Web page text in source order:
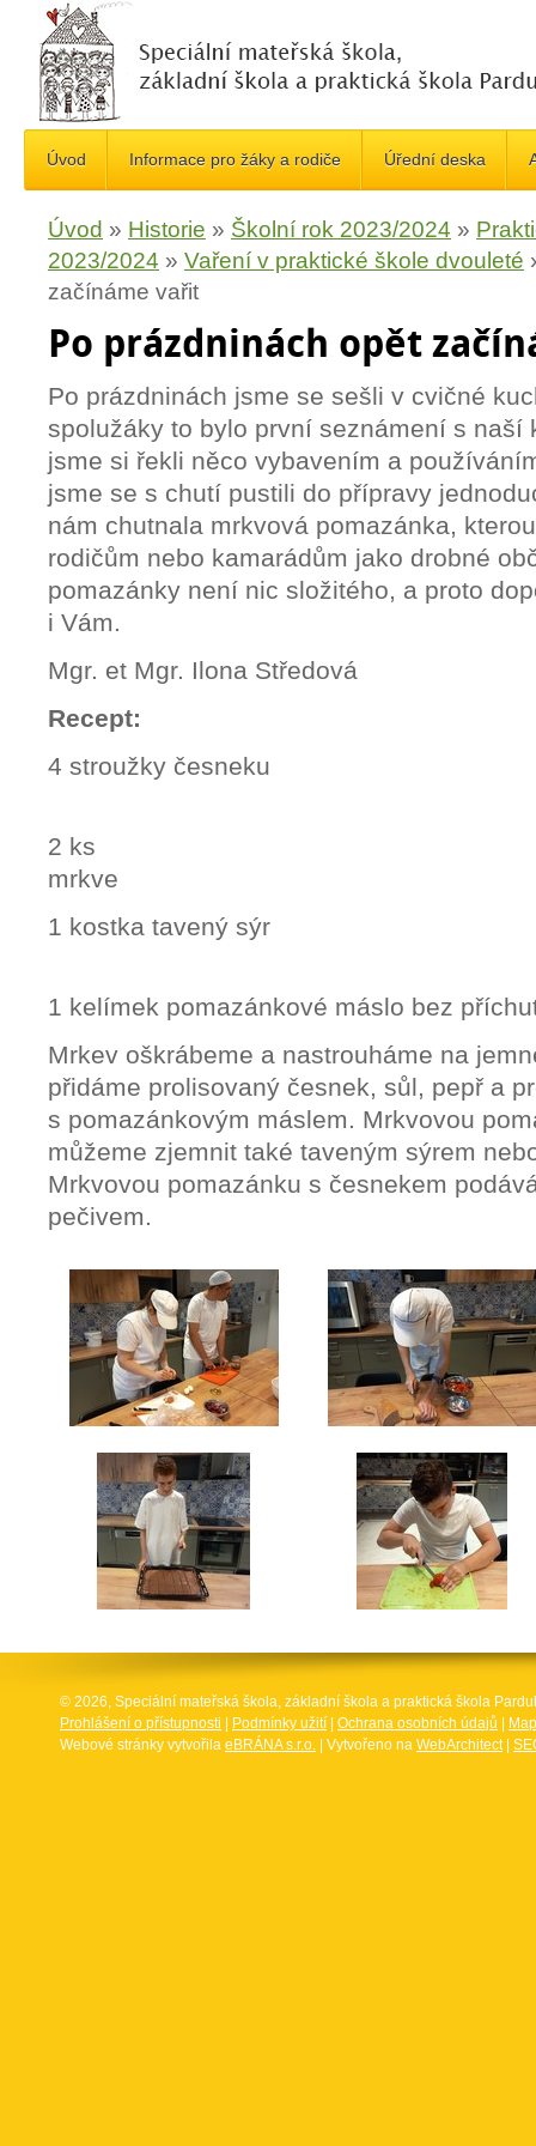
Úvod Informace pro žáky a rodiče Úřední deska
Úvod » Historie » Školní rok 2023/2024 »
2023/2024 » Vaření v praktické škole dvouleté
začínáme vařit
Po prázdninách opět
Po prázdninách jsme se sešli v cvičné
spolužáky to bylo první seznámení s naší
jsme si řekli něco vybavením a
jsme se s chutí pustili do přípravy
nám chutnala mrkvová pomazánka,
rodičům nebo kamarádům jako drobné
pomazánky není nic složitého, a proto
i Vám.
Mgr. et Mgr. Ilona Středová
4 stroužky
2 ks
1 kostka
1 kelímek pomazánkové máslo bez
Mrkev oškrábeme a nastrouháme na
přidáme prolisovaný česnek, sůl, pepř a
s pomazánkovým máslem. Mrkvovou
můžeme zjemnit také taveným sýrem
Mrkvovou pomazánku s česnekem
pečivem.
© 2026, Speciální mateřská škola, základní škola a praktická škola
Prohlášení o přístupnosti
Podmínky užití Ochrana osobních údajů
Webové stránky vytvořila eBRÁNA s.r.o. | Vytvořeno na WebArchitect|